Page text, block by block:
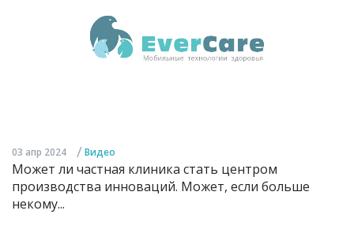
03 апр 2024 / Видео
Может ли частная клиника стать центром
производства инноваций. Может, если больше
некому...